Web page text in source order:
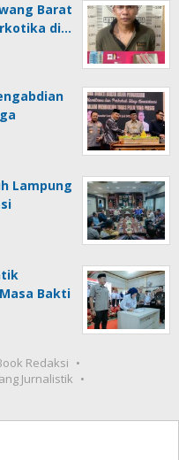
Barat
di…
Lampung
Bakti
Redaksi
Jurnalistik